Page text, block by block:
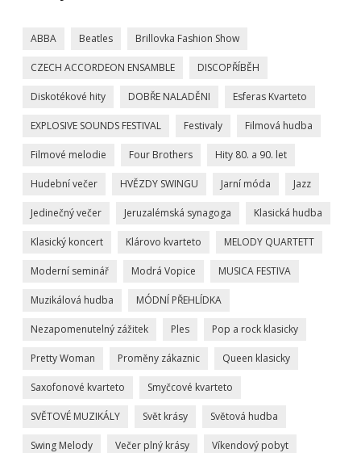
ABBA Beatles Brillovka Fashion Show
CZECH ACCORDEON ENSAMBLE DISCOPŘÍBĚH
Diskotékové hity DOBŘE NALADĚNI Esferas Kvarteto
EXPLOSIVE SOUNDS FESTIVAL Festivaly Filmová hudba
Filmové melodie Four Brothers Hity 80. a 90. let
Hudební večer HVĚZDY SWINGU Jarní móda Jazz
Jedinečný večer Jeruzalémská synagoga Klasická hudba
Klasický koncert Klárovo kvarteto MELODY QUARTETT
Moderní seminář Modrá Vopice MUSICA FESTIVA
Muzikálová hudba MÓDNÍ PŘEHLÍDKA
Nezapomenutelný zážitek Ples Pop a rock klasicky
Pretty Woman Proměny zákaznic Queen klasicky
Saxofonové kvarteto Smyčcové kvarteto
SVĚTOVÉ MUZIKÁLY Svět krásy Světová hudba
Swing Melody Večer plný krásy Víkendový pobyt